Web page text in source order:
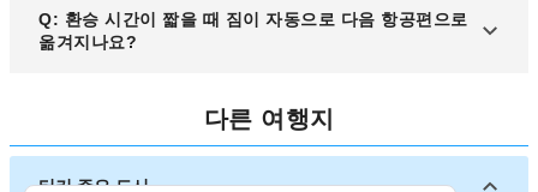
A: 여권 분실 시 가장 먼저 가까운 경찰서에서 분실
신고를 한 후, 해당 국가의 주재 한국 대사관이나 영
Q: 환승 시간이 짧을 때 짐이 자동으로 다음 항공편으로
옮겨지나요?
A: 대부분의 국제선 항공편은 환승 절차에 따라 수하
물이 자동으로 다음 항공편으로 연결됩니다. 다만, 항
공사 간 환승이거나 저가 항공사의 경우 별도로 수하
물을 재수속해야 할 수 있으니 예약 시 확인이 필요합
다른 여행지
터키 주요 도시